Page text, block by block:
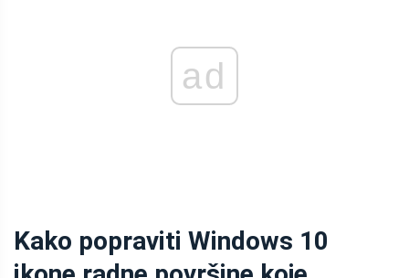
ad
Kako popraviti Windows 10